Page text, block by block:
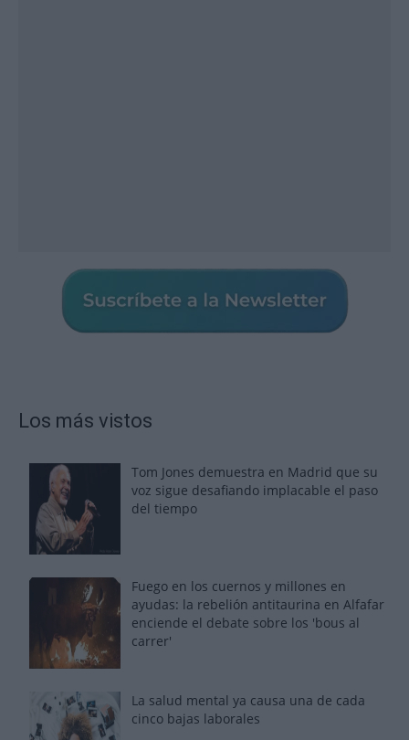
Los más vistos
Tom Jones demuestra en Madrid que su
voz sigue desafiando implacable el paso
del tiempo
Fuego en los cuernos y millones en
ayudas: la rebelión antitaurina en Alfafar
enciende el debate sobre los 'bous al
carrer'
La salud mental ya causa una de cada
cinco bajas laborales